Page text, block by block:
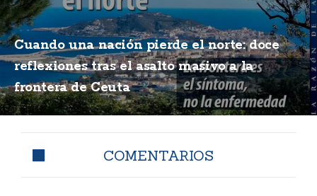
Cuando una nación pierde el norte: doce
reflexiones tras el asalto masivo a la
frontera de Ceuta
COMENTARIOS